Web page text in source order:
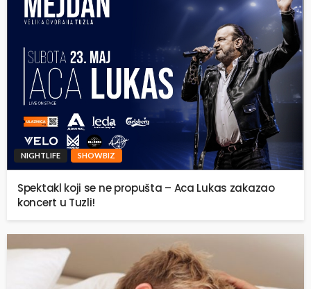
NIGHTLIFE SHOWBIZ
Spektakl koji se ne propušta – Aca Lukas zakazao
koncert u Tuzli!